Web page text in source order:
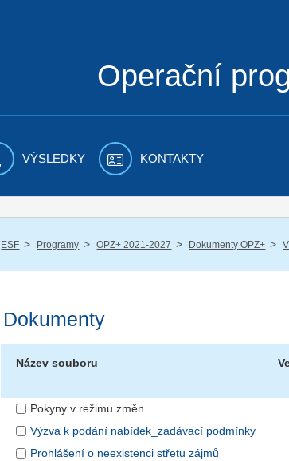
Operační
VÝSLEDKY KONTAKTY
ESF / Programy / OPZ+ 2021-2027 / Dokumenty OPZ+ /
Dokumenty
Název souboru
Pokyny v režimu změn
Výzva k podání nabídek_zadávací podmínky
Prohlášení o neexistenci střetu zájmů